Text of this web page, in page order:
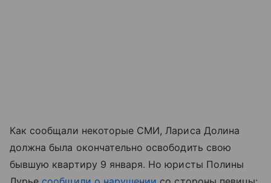
Как сообщали некоторые СМИ, Лариса Долина
должна была окончательно освободить свою
бывшую квартиру 9 января. Но юристы Полины